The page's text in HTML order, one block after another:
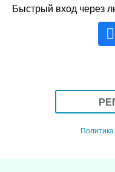
Быстрый вход через